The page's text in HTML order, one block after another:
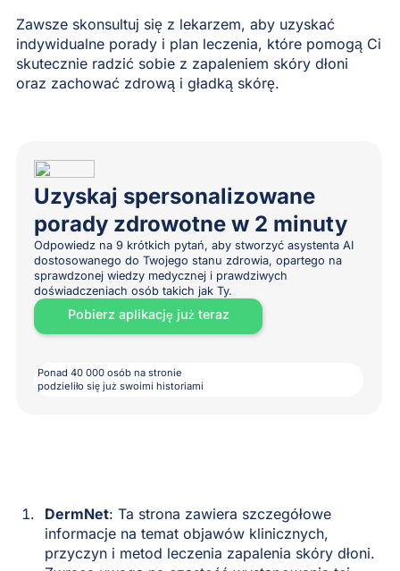
Zawsze skonsultuj się z lekarzem, aby uzyskać
indywidualne porady i plan leczenia, które pomogą Ci
skutecznie radzić sobie z zapaleniem skóry dłoni
oraz zachować zdrową i gładką skórę.
Uzyskaj spersonalizowane
porady zdrowotne w 2 minuty
Odpowiedz na 9 krótkich pytań, aby stworzyć asystenta AI
dostosowanego do Twojego stanu zdrowia, opartego na
sprawdzonej wiedzy medycznej i prawdziwych
doświadczeniach osób takich jak Ty.
Pobierz aplikację już teraz
Ponad 40 000 osób na stronie
podzieliło się już swoimi historiami
DermNet: Ta strona zawiera szczegółowe
informacje na temat objawów klinicznych,
przyczyn i metod leczenia zapalenia skóry dłoni.